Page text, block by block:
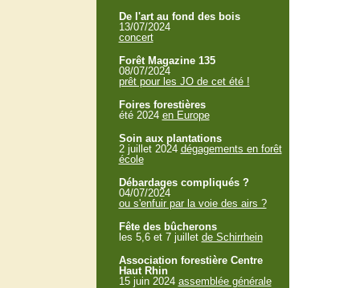
De l'art au fond des bois
13/07/2024
concert
Forêt Magazine 135
08/07/2024
prêt pour les JO de cet été !
Foires forestières
été 2024 en Europe
Soin aux plantations
2 juillet 2024 dégagements en forêt
école
Débardages compliqués ?
04/07/2024
ou s'enfuir par la voie des airs ?
Fête des bûcherons
les 5,6 et 7 juillet de Schirrhein
Association forestière Centre
Haut Rhin
15 juin 2024 assemblée générale